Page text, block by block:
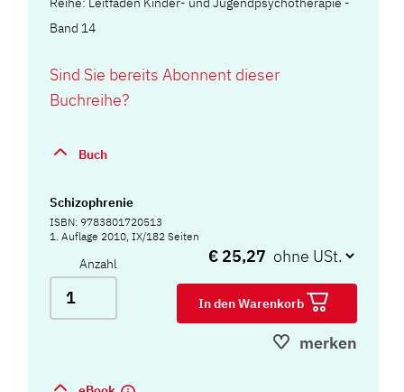
Band 14
Sind Sie bereits Abonnent dieser
Buchreihe?
Buch
Schizophrenie
ISBN: 9783801720513
1. Auflage 2010, IX/182 Seiten
Anzahl € 25,27
In den Warenkorb
merken